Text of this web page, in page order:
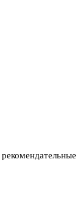
рекомендательные